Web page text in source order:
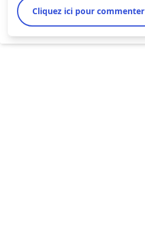
Cliquez ici pour commenter